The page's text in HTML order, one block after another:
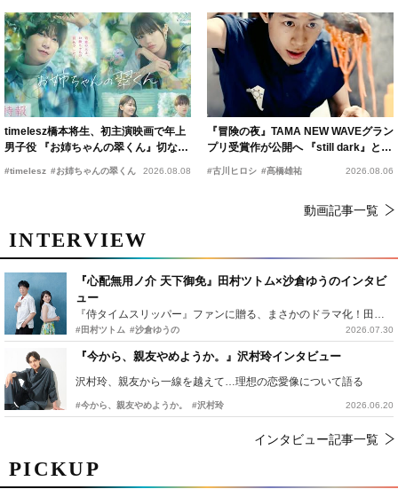
PICKUP
timelesz橋本将生、初主演映画で年上
男子役 『お姉ちゃんの翠くん』切ない
恋の幕開けを予感
#timelesz #お姉ちゃんの翠くん 2026.08.08
『冒険の夜』TAMA NEW WAVEグラン
プリ受賞作が公開へ 『still dark』と同
時上映決定
#古川ヒロシ #髙橋雄祐 2026.08.06
動画記事一覧
INTERVIEW
『心配無用ノ介 天下御免』田村ツトム×沙倉ゆうのインタビ
ュー
『侍タイムスリッパー』ファンに贈る、まさかのドラマ化！田村ツトム×沙倉ゆうのが語る『心配無用ノ介』撮影秘話
#田村ツトム #沙倉ゆうの 2026.07.30
『今から、親友やめようか。』沢村玲インタビュー
沢村玲、親友から一線を越えて…理想の恋愛像について語る
#今から、親友やめようか。 #沢村玲 2026.06.20
インタビュー記事一覧